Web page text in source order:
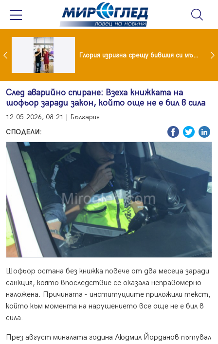
Мария и майка си построиха къща от 8000 стъклени бутилки Глория изригна срещу бившия си мъж: Беше със 120-килограмова жена! Искаше бърза печалба...
След аварийно спиране: Взеха книжката на
шофьор заради закон, който още не е бил в сила
12.05.2026, 08:21 | България
СПОДЕЛИ:
Шофьор остана без книжка повече от два месеца заради
санкция, която впоследствие се оказала неправомерно
наложена. Причината - институциите приложили текст,
който към момента на нарушението все още не е бил в
сила.
През август миналата година Людмил Йорданов пътувал